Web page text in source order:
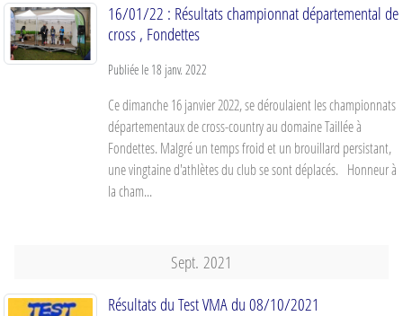
16/01/22 : Résultats championnat départemental de
cross , Fondettes
Publiée le 18 janv. 2022
Ce dimanche 16 janvier 2022, se déroulaient les championnats
départementaux de cross-country au domaine Taillée à
Fondettes. Malgré un temps froid et un brouillard persistant,
une vingtaine d'athlètes du club se sont déplacés. Honneur à
la cham...
Sept. 2021
Résultats du Test VMA du 08/10/2021